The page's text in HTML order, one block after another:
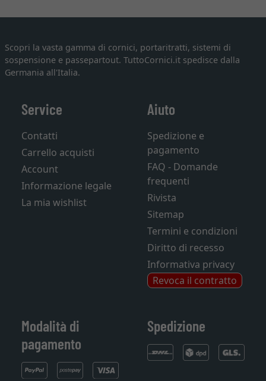
Scopri la vasta gamma di cornici, portaritratti, sistemi di
sospensione e passepartout. TuttoCornici.it spedisce dalla
Germania all'Italia.
Service
Contatti
Carrello acquisti
Account
Informazione legale
La mia wishlist
Aiuto
Spedizione e
pagamento
FAQ - Domande
frequenti
Rivista
Sitemap
Termini e condizioni
Diritto di recesso
Informativa privacy
Revoca il contratto
Modalità di
pagamento
Spedizione